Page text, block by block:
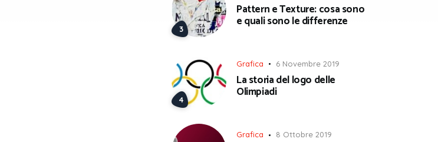
Pattern e Texture: cosa sono
e quali sono le differenze
Grafica 6 Novembre 2019
La storia del logo delle
Olimpiadi
Grafica 8 Ottobre 2019